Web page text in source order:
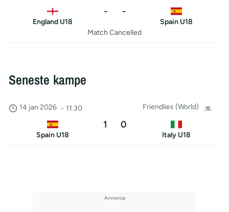
England U18
- -
Spain U18
Match Cancelled
Seneste kampe
Friendlies (World)
14 jan 2026 - 11.30
Spain U18
1 0
Italy U18